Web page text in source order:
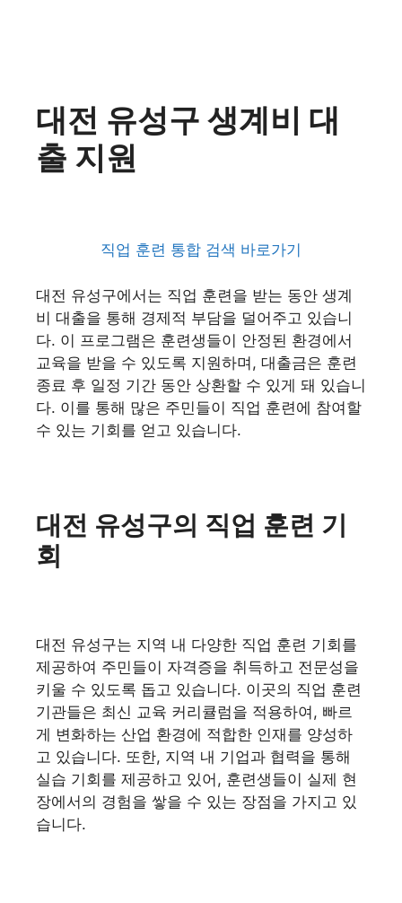
대전 유성구 생계비 대
출 지원
직업 훈련 통합 검색 바로가기
대전 유성구에서는 직업 훈련을 받는 동안 생계
비 대출을 통해 경제적 부담을 덜어주고 있습니
다. 이 프로그램은 훈련생들이 안정된 환경에서
교육을 받을 수 있도록 지원하며, 대출금은 훈련
종료 후 일정 기간 동안 상환할 수 있게 돼 있습니
다. 이를 통해 많은 주민들이 직업 훈련에 참여할
수 있는 기회를 얻고 있습니다.
대전 유성구의 직업 훈련 기
회
대전 유성구는 지역 내 다양한 직업 훈련 기회를
제공하여 주민들이 자격증을 취득하고 전문성을
키울 수 있도록 돕고 있습니다. 이곳의 직업 훈련
기관들은 최신 교육 커리큘럼을 적용하여, 빠르
게 변화하는 산업 환경에 적합한 인재를 양성하
고 있습니다. 또한, 지역 내 기업과 협력을 통해
실습 기회를 제공하고 있어, 훈련생들이 실제 현
장에서의 경험을 쌓을 수 있는 장점을 가지고 있
습니다.